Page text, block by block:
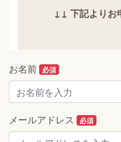
↓↓ 下記よりお
お名前 必須
メールアドレス 必須